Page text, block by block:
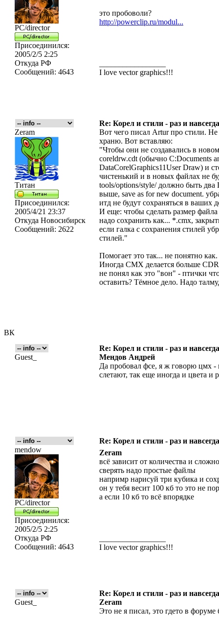
ВК
PC/director
Присоединился:
2005/2/5 2:25
Откуда РФ
Сообщений: 4643
это пробоволи?
http://powerclip.ru/modul...
I love vector graphics!!!
Re: Корел и стили - раз и
Zeram
Титан
Присоединился:
2005/4/21 23:37
Откуда Новосибирск
Сообщений: 2622
Вот чего писал Artur про стили.
храню. Вот вставляю:
"Чтобы они не создавались в
coreldrw.cdt (обычно C:Documents
DataCorelGraphics11User Draw) и
чистенький и в новых файлах не
tools/options/style/ должно быть два
выше, save as for new document.
итд не будут сохраняться в ваших
И еще: чтобы сделать размер
надо сохранить как... *.cmx,
если галка с сохранения стилей
стилей."
Помогает это так... не понятно
Иногда CMX делается больше
не понял как это "вон" - птички
оставить? Тёмное дело. Надо
Re: Корел и стили - раз и
Guest_
Мендов Андрей
Да пробовал фсе, я ж говорю цмх -
слетают, так еще иногда и цвета
Re: Корел и стили - раз и
mendow
PC/director
Присоединился:
2005/2/5 2:25
Откуда РФ
Сообщений: 4643
Zeram
всё зависит от количества и
сверять надо простые файлы
напримр нарисуй три кубика и
он у тебя весит 100 кб то это не
а если 10 кб то всё впорядке
I love vector graphics!!!
Re: Корел и стили - раз и
Guest_
Zeram
Это не я писал, это гдето в